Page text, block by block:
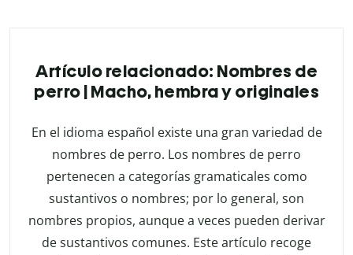
Artículo relacionado: Nombres de
perro | Macho, hembra y originales
En el idioma español existe una gran variedad de
nombres de perro. Los nombres de perro
pertenecen a categorías gramaticales como
sustantivos o nombres; por lo general, son
nombres propios, aunque a veces pueden derivar
de sustantivos comunes. Este artículo recoge